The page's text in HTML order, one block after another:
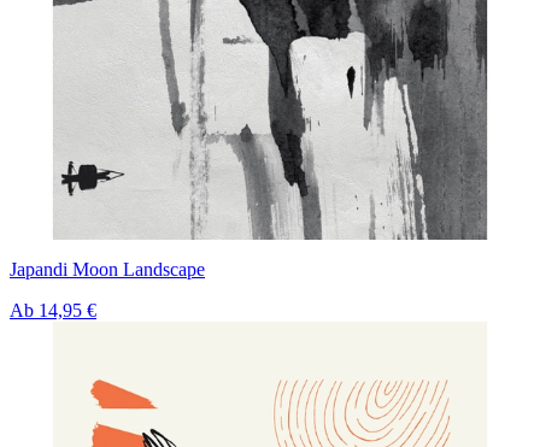
Japandi Moon Landscape
Ab 14,95 €